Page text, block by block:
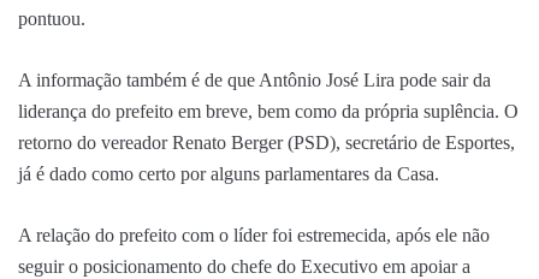
pontuou.
A informação também é de que Antônio José Lira pode sair da
liderança do prefeito em breve, bem como da própria suplência. O
retorno do vereador Renato Berger (PSD), secretário de Esportes,
já é dado como certo por alguns parlamentares da Casa.
A relação do prefeito com o líder foi estremecida, após ele não
seguir o posicionamento do chefe do Executivo em apoiar a